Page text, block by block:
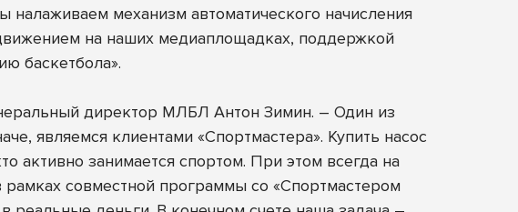
механизм автоматического начисления
на наших медиаплощадках, поддержкой
баскетбола».
директор МЛБЛ Антон Зимин. – Один из
являемся клиентами «Спортмастера». Купить насос
активно занимается спортом. При этом всегда на
рамках совместной программы со «Спортмастером